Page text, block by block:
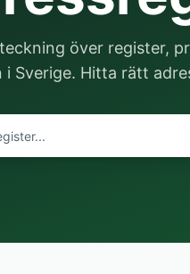
över register,
i Sverige. Hitta rätt